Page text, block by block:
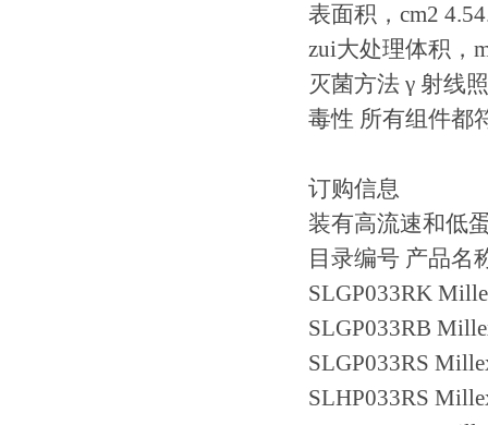
表面积，cm2
zui大处理体积，
灭菌方法 γ 射线
毒性 所有组件都
订购信息
装有高流速和低
目录编号 产品名
SLGP033RK
SLGP033RB
SLGP033RS
SLHP033RS